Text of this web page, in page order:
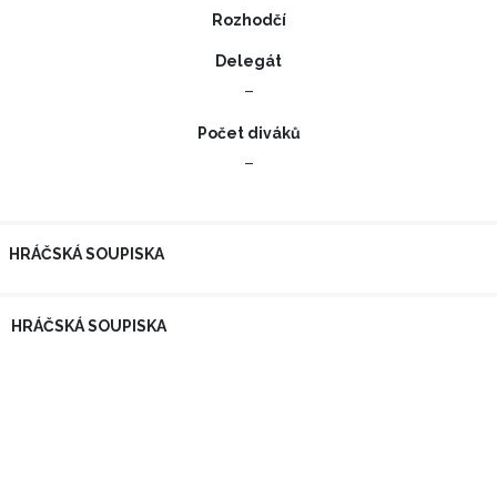
Rozhodčí
Delegát
–
Počet diváků
–
HRÁČSKÁ SOUPISKA
HRÁČSKÁ SOUPISKA